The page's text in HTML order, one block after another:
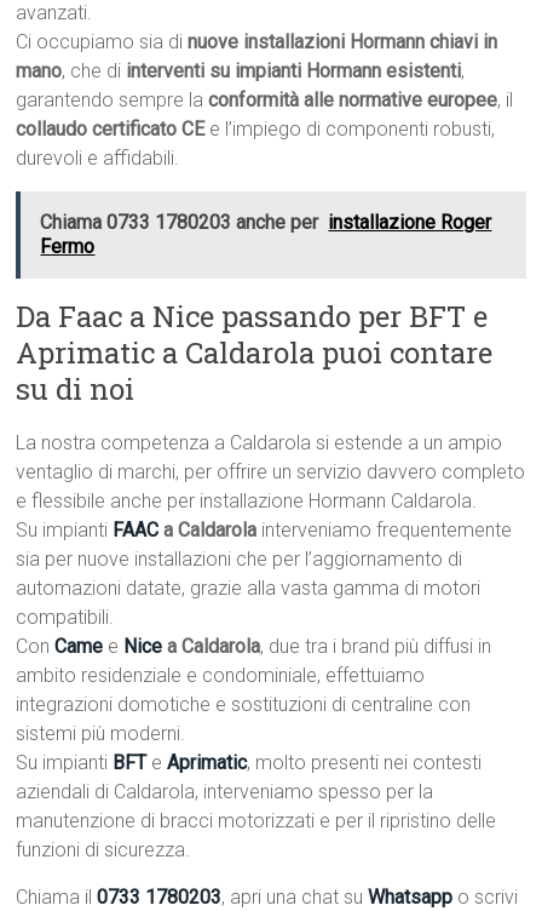
avanzati.
Ci occupiamo sia dinuove installazioni Hormann chiavi in
mano, che di interventi su impianti Hormann esistenti,
garantendo sempre laconformità alle normative europee, il
collaudo certificato CEe l’impiego di componenti robusti,
durevoli e affidabili.
Chiama 0733 1780203 anche per installazione Roger
Fermo
Da Faac a Nice passando per BFT e
Aprimatic a Caldarola puoi contare
su di noi
La nostra competenza a Caldarola si estende a un ampio
ventaglio di marchi, per offrire un servizio davvero completo
e flessibile anche per installazione Hormann Caldarola.
Su impianti FAAC a Caldarola interveniamo frequentemente
sia per nuove installazioni che per l’aggiornamento di
automazioni datate, grazie alla vasta gamma di motori
compatibili.
ConCame e Nice a Caldarola, due tra i brand più diffusi in
ambito residenziale e condominiale, effettuiamo
integrazioni domotiche e sostituzioni di centraline con
sistemi più moderni.
Su impianti BFT eAprimatic, molto presenti nei contesti
aziendali di Caldarola, interveniamo spesso per la
manutenzione di bracci motorizzati e per il ripristino delle
funzioni di sicurezza.
Chiama il0733 1780203, apri una chat suWhatsapp o scrivi